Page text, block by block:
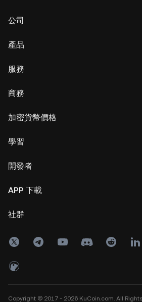
公司
產品
服務
商務
加密貨幣價格
學習
開發者
APP 下載
社群
Copyright © 2017 - 2026 KuCoin.com. All Rights